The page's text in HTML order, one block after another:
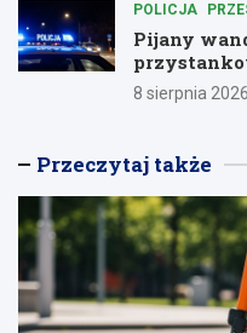
POLICJA
Pijany
8 sierpnia 2026
Przeczytaj także